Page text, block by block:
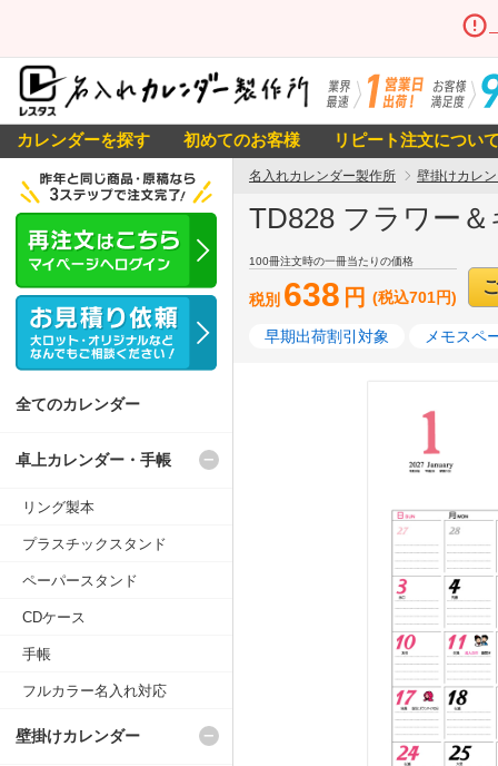
カレンダーを探す 初めてのお客様 リピート注文につい
名入れカレンダー製作所 壁掛けカレ
TD828 フラワー
100冊注文時の一冊当たりの価格
税別 638 円 (税込701円)
早期出荷割引対象 メモスペ
全てのカレンダー
卓上カレンダー・手帳
リング製本
プラスチックスタンド
ペーパースタンド
CDケース
手帳
フルカラー名入れ対応
壁掛けカレンダー